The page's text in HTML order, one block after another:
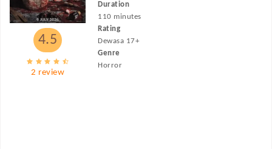
4.5
2 review
Duration
110 minutes
Rating
Dewasa 17+
Genre
Horror